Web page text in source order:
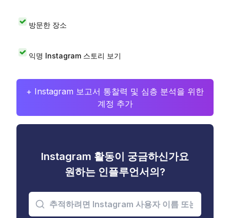
방문한 장소
익명 Instagram 스토리 보기
+ Instagram 보고서 통찰력 및 심층 분석을 위한
계정 추가
Instagram 활동이 궁금하신가요
원하는 인플루언서의?